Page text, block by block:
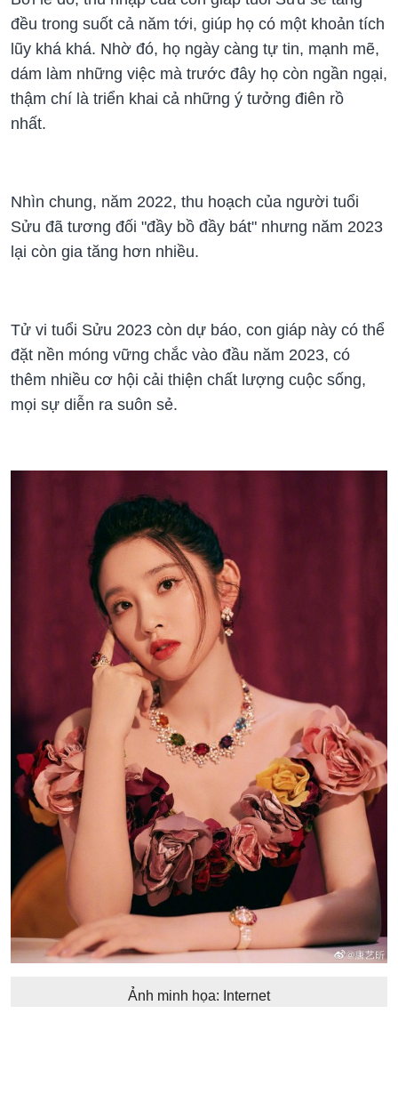
đều trong suốt cả năm tới, giúp họ có một khoản tích
lũy khá khá. Nhờ đó, họ ngày càng tự tin, mạnh mẽ,
dám làm những việc mà trước đây họ còn ngần ngại,
thậm chí là triển khai cả những ý tưởng điên rồ
nhất.
Nhìn chung, năm 2022, thu hoạch của người tuổi
Sửu đã tương đối "đầy bồ đầy bát" nhưng năm 2023
lại còn gia tăng hơn nhiều.
Tử vi tuổi Sửu 2023 còn dự báo, con giáp này có thể
đặt nền móng vững chắc vào đầu năm 2023, có
thêm nhiều cơ hội cải thiện chất lượng cuộc sống,
mọi sự diễn ra suôn sẻ.
Ảnh minh họa: Internet